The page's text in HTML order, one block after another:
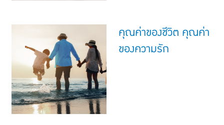
คุณค่าของชีวิต คุณค่า
ของความรัก